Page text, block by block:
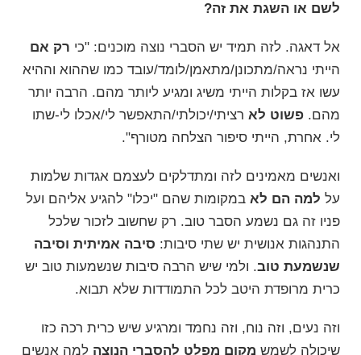
לשם או השגת את זה?
אל דאגה. לזה תמיד יש הסברי נוצה מוכנים: "כי רק אם
הייתי נראה/מתכונן/מתאמן/לומד/עובד כמו שההוא וההיא
עשו אז בקלות הייתי משיג ומגיע ליותר מהם. הרבה יותר
מהם. פשוט לא רציתי/יכולתי/התאפשר לי/אכלו לי-שתו
לי. אחרת, הייתי סיפור הצלחה מטורף".
ואנשים מאמינים לזה ומתדלקים לעצמם אגדות שלמות
על למה הם לא במקומות שהם "יכלו" להגיע אליהם ועל
פניו זה גם נשמע הסבר טוב. רק שחשוב לזכור שלכל
התנהגות אנושית יש שתי סיבות: סיבה אמיתית וסיבה
שנשמעת טוב. ולמי שיש הרבה סיבות שנשמעות טוב יש
כרית מרופדת היטב לכל התמודדות שלא תבוא.
וזה נעים, וזה נוח, וזה נחמד ומרגיע שיש כרית רכה כזו
שיכולה לשמש מקום מפלט להסברי הנוצה למה אנשים